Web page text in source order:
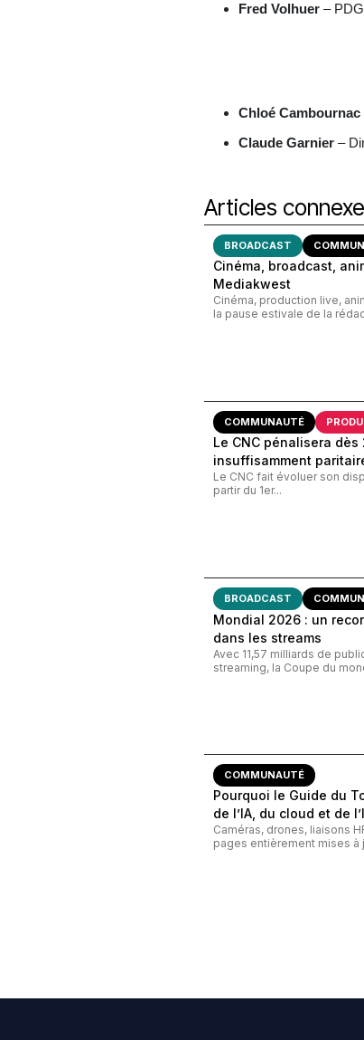
Fred Volhuer– PDG
Chloé Cambournac
Claude Garnier–
Articles
BROADCAST
Cinéma, broadcast,
Mediakwest
Cinéma, production live,
la pause estivale de la
COMMUNAUTÉ
Le CNC pénalisera
insuffisamment
Le CNC fait évoluer son
partir du 1er...
BROADCAST
Mondial 2026 : un
dans les streams
Avec 11,57 milliards de
streaming, la Coupe du
COMMUNAUTÉ
Pourquoi le Guide du
de l’IA, du cloud et de
Caméras, drones, liaisons
pages entièrement mises à